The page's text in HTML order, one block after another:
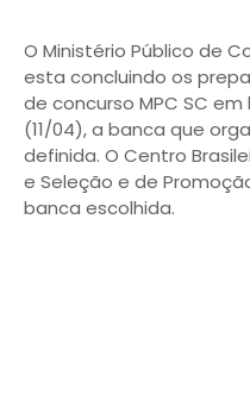
O Ministério Público de
esta concluindo os
de concurso MPC SC
(11/04), a banca que
definida. O Centro
e Seleção e de
banca escolhida.